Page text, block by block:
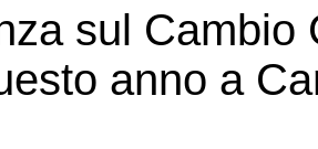
sul Cambio
anno a